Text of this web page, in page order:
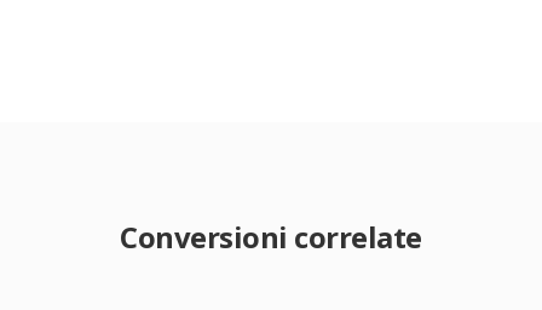
Conversioni correlate